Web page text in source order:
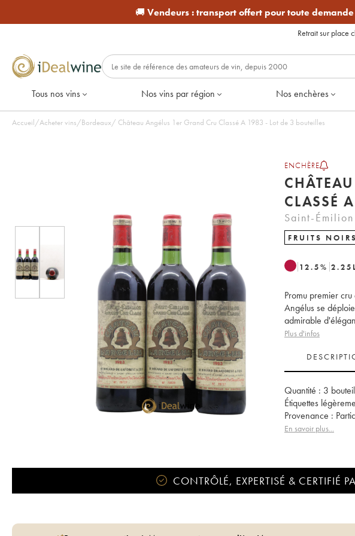
🚚 Vendeurs :transport offert pour toute
Retrait sur place
Tous nos vins Nos vins par région Nos enchères
Accueil/Acheter vins/Bordeaux/ Château Angélus 1er Grand Cru Classé A 1983 - Lot de 3 bouteilles
ENCHÈRE
CLASSÉ
Saint-
FRUITS NOIRS
12.5% 2.25
Promu premier
Angélus se
admirable
Plus d'infos
Quantité : 3
Étiquettes
Provenance :
Appellation :
En savoir plus...
CONTRÔLÉ, EXPERTISÉ & CERTIFIÉ